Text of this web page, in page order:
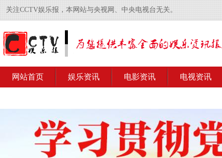
关注CCTV娱乐报，本网站与央视网、中央电视台无关。
网站首页 娱乐资讯 电影资讯 电视资讯